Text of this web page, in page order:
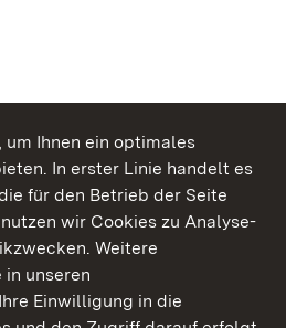
Ihnen ein optimales
In erster Linie handelt es
für den Betrieb der Seite
wir Cookies zu Analyse-
Weitere
in unseren
Ihre Einwilligung in die